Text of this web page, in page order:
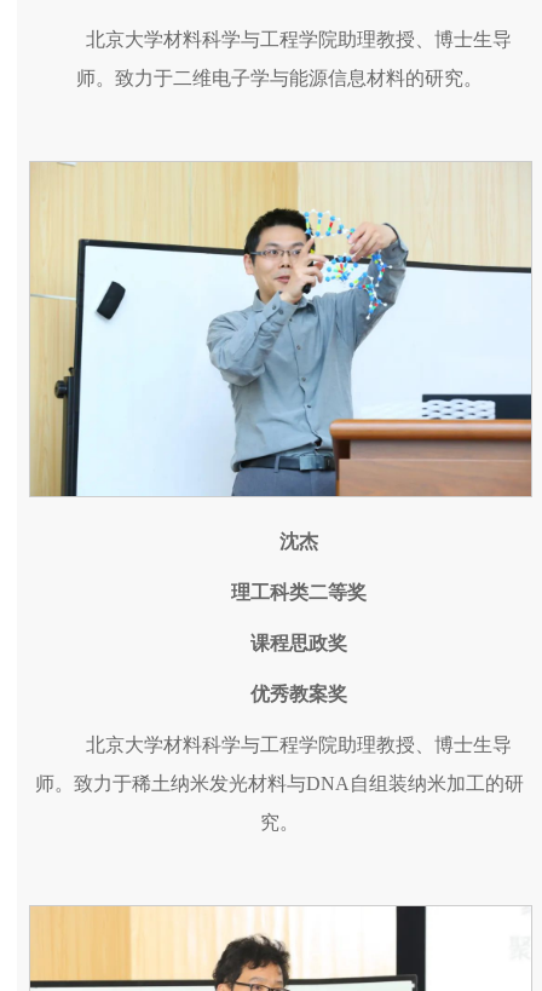
北京大学材料科学与工程学院助理教授、博士生导
师。致力于二维电子学与能源信息材料的研究。
沈杰
理工科类二等奖
课程思政奖
优秀教案奖
北京大学材料科学与工程学院助理教授、博士生导
师。致力于稀土纳米发光材料与DNA自组装纳米加工的研
究。